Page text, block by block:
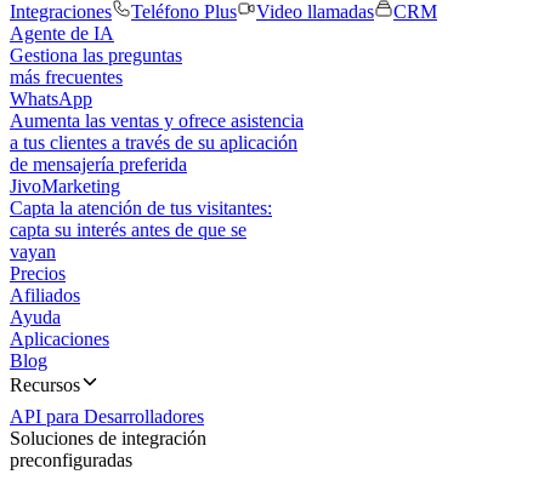
Integraciones
Teléfono Plus Video llamadas
CRM
Agente de IA
Gestiona las preguntas
más frecuentes
WhatsApp
Aumenta las ventas y ofrece asistencia
a tus clientes a través de su aplicación
de mensajería preferida
JivoMarketing
Capta la atención de tus visitantes:
capta su interés antes de que se
vayan
Precios
Afiliados
Ayuda
Aplicaciones
Blog
Recursos
API para Desarrolladores
Soluciones de integración
preconfiguradas